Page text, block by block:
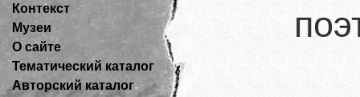
Контекст
Музеи
О сайте
Тематический каталог
Авторский каталог